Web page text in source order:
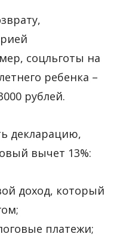
соцльготы на
ребенка –
рублей.
декларацию,
вычет 13%:
доход, который
платежи;